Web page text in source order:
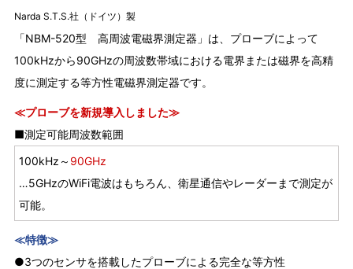
Narda S.T.S.社（ドイツ）製
「NBM-520型 高周波電磁界測定器」は、プローブによって
100kHzから90GHzの周波数帯域における電界または磁界を高精
度に測定する等方性電磁界測定器です。
≪プローブを新規導入しました≫
■測定可能周波数範囲
100kHz～ 90GHz
…5GHzのWiFi電波はもちろん、衛星通信やレーダーまで測定が
可能。
≪特徴≫
●3つのセンサを搭載したプローブによる完全な等方性